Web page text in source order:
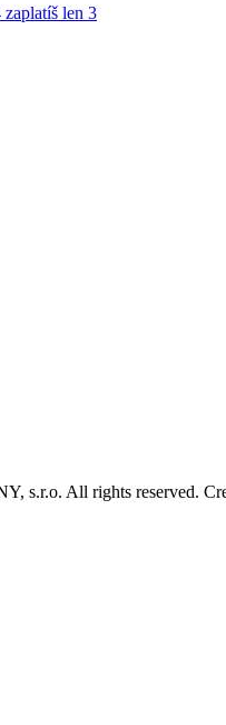
len 3
s.r.o. All rights reserved.